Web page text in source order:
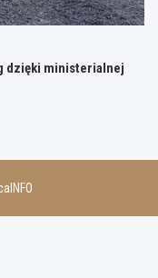
dzięki ministerialnej